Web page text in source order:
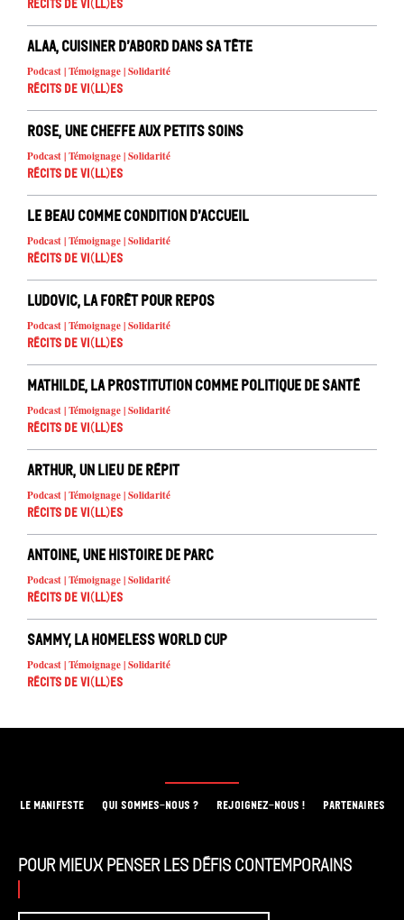
Récits de Vi(ll)es
Alaa, cuisiner d’abord dans sa tête
Podcast | Témoignage | Solidarité
Récits de Vi(ll)es
Rose, une cheffe aux petits soins
Podcast | Témoignage | Solidarité
Récits de Vi(ll)es
Le beau comme condition d’accueil
Podcast | Témoignage | Solidarité
Récits de Vi(ll)es
Ludovic, la forêt pour repos
Podcast | Témoignage | Solidarité
Récits de Vi(ll)es
Mathilde, La prostitution comme politique de santé
Podcast | Témoignage | Solidarité
Récits de Vi(ll)es
Arthur, Un lieu de répit
Podcast | Témoignage | Solidarité
Récits de Vi(ll)es
Antoine, une histoire de parc
Podcast | Témoignage | Solidarité
Récits de Vi(ll)es
Sammy, La Homeless World Cup
Podcast | Témoignage | Solidarité
Récits de Vi(ll)es
LE MANIFESTE QUI SOMMES-NOUS ? REJOIGNEZ-NOUS ! PARTENAIRES
Pour mieux penser les défis contemporains